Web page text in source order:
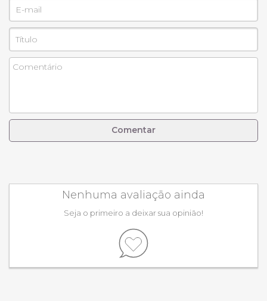
Comentar
Nenhuma avaliação ainda
Seja o primeiro a deixar sua opinião!